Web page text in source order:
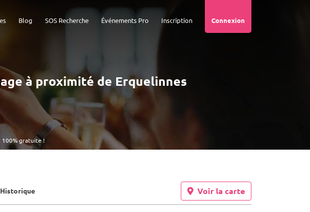
Connexion
Inscription
Événements Pro
SOS Recherche
Blog
100% gratuite !
à proximité de Erquelinnes
Voir la carte